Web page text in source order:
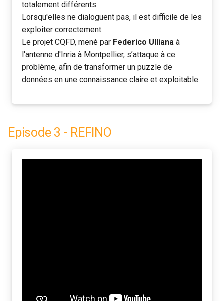
totalement différents.
Lorsqu'elles ne dialoguent pas, il est difficile de les
exploiter correctement.
Le projet CQFD, mené par Federico Ulliana à
l'antenne d'Inria à Montpellier, s’attaque à ce
problème, afin de transformer un puzzle de
données en une connaissance claire et exploitable.
Episode 3 - REFINO